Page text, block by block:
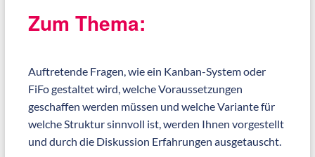
Zum Thema:
Auftretende Fragen, wie ein Kanban-System oder
FiFo gestaltet wird, welche Voraussetzungen
geschaffen werden müssen und welche Variante für
welche Struktur sinnvoll ist, werden Ihnen vorgestellt
und durch die Diskussion Erfahrungen ausgetauscht.